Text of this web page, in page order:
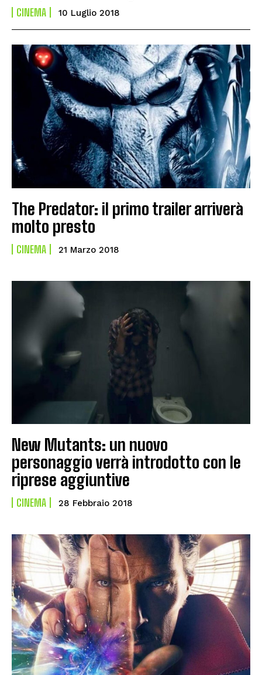
CINEMA 10 Luglio 2018
The Predator: il primo trailer arriverà
molto presto
CINEMA 21 Marzo 2018
New Mutants: un nuovo
personaggio verrà introdotto con le
riprese aggiuntive
CINEMA 28 Febbraio 2018